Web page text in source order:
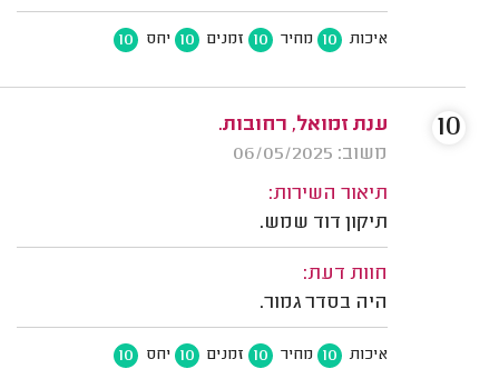
איכות 10 מחיר 10 זמנים 10 יחס 10
ענת זמואל, רחובות.
משוב: 06/05/2025
תיאור השירות:
תיקון דוד שמש.
חוות דעת:
היה בסדר גמור.
איכות 10 מחיר 10 זמנים 10 יחס 10
10